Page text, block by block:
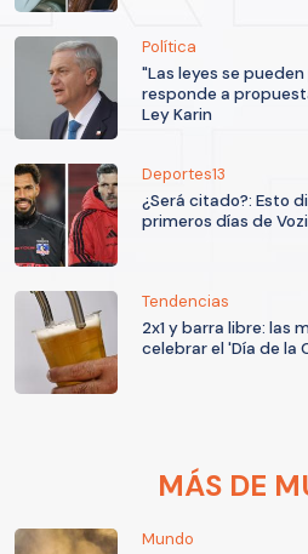
Política
"Las leyes se
responde a
Ley Karin
Deportes13
¿Será citado?: Esto
primeros días de
Tendencias
2x1 y barra libre: las
celebrar el 'Día de la
MÁS DE
Mundo